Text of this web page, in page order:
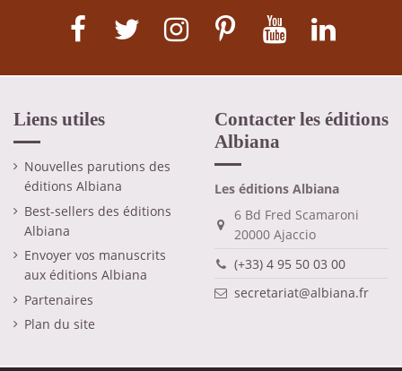
Liens utiles
Nouvelles parutions des
éditions Albiana
Best-sellers des éditions
Albiana
Envoyer vos manuscrits
aux éditions Albiana
Partenaires
Plan du site
Contacter les éditions
Albiana
Les éditions Albiana
6 Bd Fred Scamaroni
20000 Ajaccio
(+33) 4 95 50 03 00
secretariat@albiana.fr